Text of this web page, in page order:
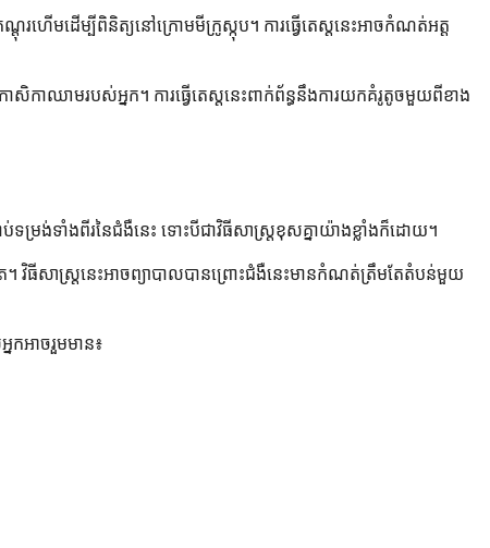
រហើមដើម្បីពិនិត្យនៅក្រោមមីក្រូស្កុប។ ការធ្វើតេស្តនេះអាចកំណត់អត្ត
កាឈាមរបស់អ្នក។ ការធ្វើតេស្តនេះពាក់ព័ន្ធនឹងការយកគំរូតូចមួយពីខាង
ម្រង់ទាំងពីរនៃជំងឺនេះ ទោះបីជាវិធីសាស្រ្តខុសគ្នាយ៉ាងខ្លាំងក៏ដោយ។
វិធីសាស្ត្រនេះអាចព្យាបាលបានព្រោះជំងឺនេះមានកំណត់ត្រឹមតែតំបន់មួយ
នកអាចរួមមាន៖